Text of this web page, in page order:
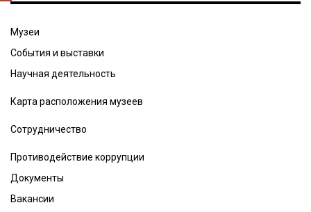
Музеи
События и выставки
Научная деятельность
Карта расположения музеев
Сотрудничество
Противодействие коррупции
Документы
Вакансии